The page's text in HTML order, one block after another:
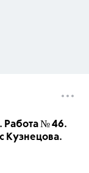
Работа № 46.
Кузнецова.